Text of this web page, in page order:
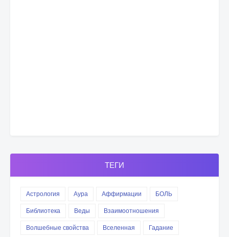
ТЕГИ
Астрология Аура Аффирмации
БОЛЬ
Библиотека
Веды
Взаимоотношения
Волшебные свойства
Вселенная
Гадание